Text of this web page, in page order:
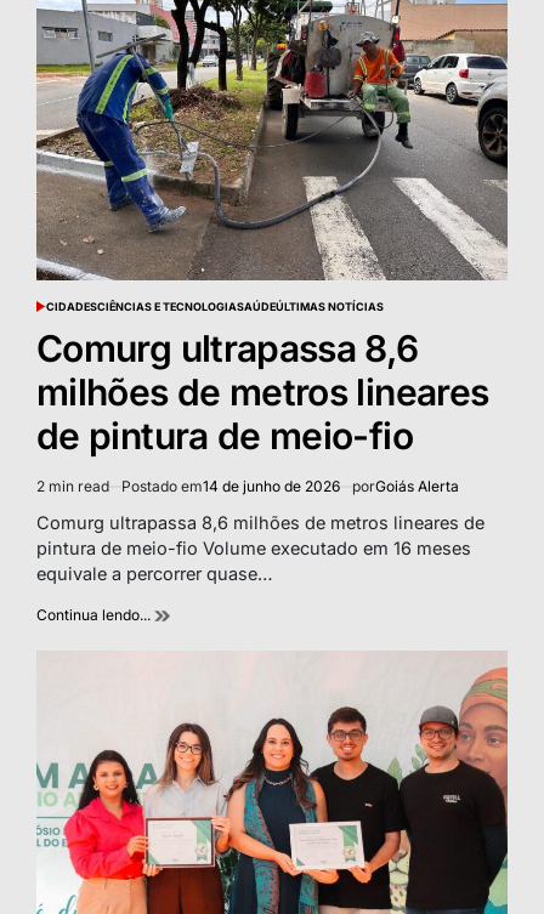
POSTED
CIDADESCIÊNCIAS E TECNOLOGIASAÚDEÚLTIMAS NOTÍCIAS
Comurg ultrapassa 8,6
milhões de metros lineares
de pintura de meio-fio
Estimated
read
time
2 min read Postado em14 de junho de 2026 porGoiás Alerta
Comurg ultrapassa 8,6 milhões de metros lineares de
pintura de meio-fio Volume executado em 16 meses
equivale a percorrer quase…
Continua lendo...